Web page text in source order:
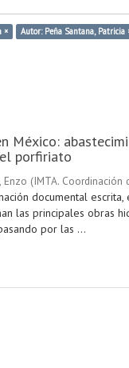
× Autor: Peña Santana, Patricia
México:
porfiriato
Enzo (IMTA. Coordinación
documental escrita,
las principales obras
por las ...